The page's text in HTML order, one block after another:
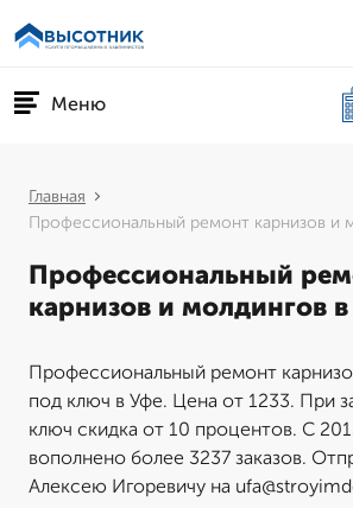
Меню
Главная
Профессиональный ремонт карнизов и
Профессиональный
карнизов и молдингов
Профессиональный ремонт
под ключ в Уфе. Цена от 1233. При
ключ скидка от 10 процентов. С
вополнено более 3237 заказов.
Алексею Игоревичу на